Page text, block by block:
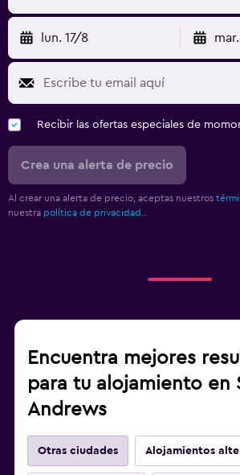
lun. 17/8
Recibir las ofertas especiales de
Crea una alerta de precio
Al crear una alerta de precio, aceptas nuestros
nuestra política de privacidad.
Encuentra mejores
para tu alojamiento en
Andrews
Otras ciudades Alojamientos